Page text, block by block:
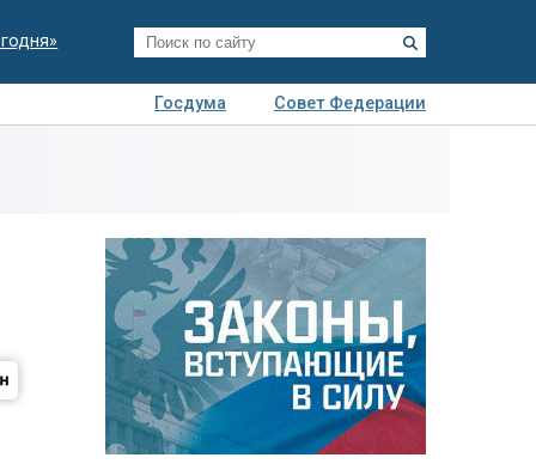
Госдума
Совет Федерации